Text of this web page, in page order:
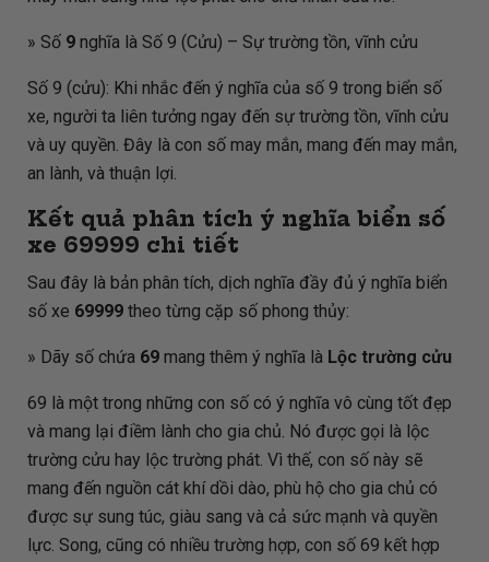
» Số 9nghĩa là Số 9 (Cửu) – Sự trường tồn, vĩnh cửu
Số 9 (cửu): Khi nhắc đến ý nghĩa của số 9 trong biển số
xe, người ta liên tưởng ngay đến sự trường tồn, vĩnh cửu
và uy quyền. Đây là con số may mắn, mang đến may mắn,
an lành, và thuận lợi.
Kết quả phân tích ý nghĩa biển số
xe 69999 chi tiết
Sau đây là bản phân tích, dịch nghĩa đầy đủ ý nghĩa biển
số xe 69999theo từng cặp số phong thủy:
» Dãy số chứa 69mang thêm ý nghĩa là Lộc trường cửu
69 là một trong những con số có ý nghĩa vô cùng tốt đẹp
và mang lại điềm lành cho gia chủ. Nó được gọi là lộc
trường cửu hay lộc trường phát. Vì thế, con số này sẽ
mang đến nguồn cát khí dồi dào, phù hộ cho gia chủ có
được sự sung túc, giàu sang và cả sức mạnh và quyền
lực. Song, cũng có nhiều trường hợp, con số 69 kết hợp